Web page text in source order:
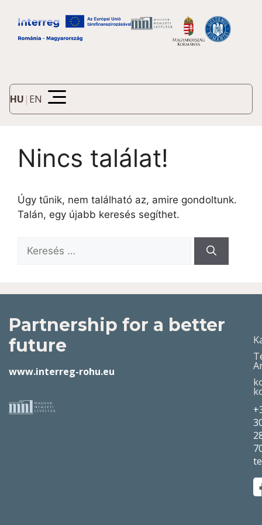
HU | EN
Nincs találat!
Úgy tűnik, nem található az, amire gondoltunk.
Talán, egy újabb keresés segíthet.
Partnership for a better
future
www.interreg-rohu.eu